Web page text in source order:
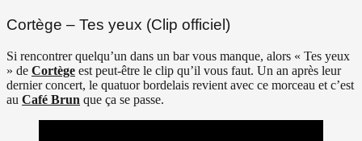
Cortège – Tes yeux (Clip officiel)
Si rencontrer quelqu’un dans un bar vous manque, alors « Tes yeux
» de Cortège est peut-être le clip qu’il vous faut. Un an après leur
dernier concert, le quatuor bordelais revient avec ce morceau et c’est
au Café Brun que ça se passe.